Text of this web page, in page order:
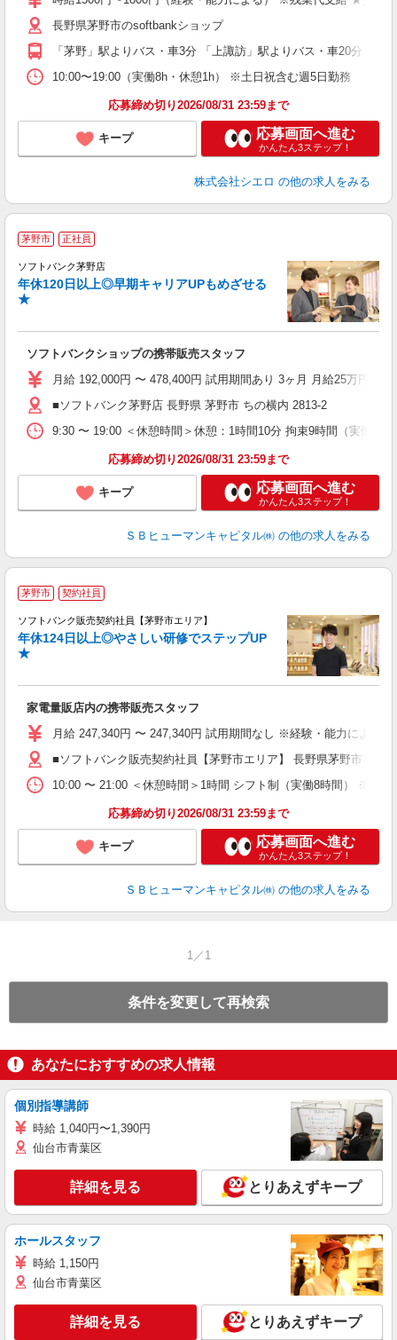
長野県茅野市のsoftbankショップ
「茅野」駅よりバス・車3分 「上諏訪」駅よりバス・車20分
10:00〜19:00（実働8h・休憩1h） ※土日祝含む週5日勤務
応募締め切り2026/08/31 23:59まで
キープ 応募画面へ進む
かんたん3ステップ！
株式会社シエロ の他の求人をみる
茅野市 正社員
ソフトバンク茅野店
年休120日以上◎早期キャリアUPもめざせる
★
ソフトバンクショップの携帯販売スタッフ
月給 192,000円 〜 478,400円 試用期間あり 3ヶ月 月給25万円以
■ソフトバンク茅野店 長野県 茅野市 ちの横内 2813‐2
9:30 〜 19:00 ＜休憩時間＞休憩：1時間10分 拘束9時間（実働7
応募締め切り2026/08/31 23:59まで
キープ 応募画面へ進む
かんたん3ステップ！
ＳＢヒューマンキャピタル㈱ の他の求人をみる
茅野市 契約社員
ソフトバンク販売契約社員【茅野市エリア】
年休124日以上◎やさしい研修でステップUP
★
家電量販店内の携帯販売スタッフ
月給 247,340円 〜 247,340円 試用期間なし ※経験・能力による
■ソフトバンク販売契約社員【茅野市エリア】 長野県茅野市
10:00 〜 21:00 ＜休憩時間＞1時間 シフト制（実働8時間） ※営
応募締め切り2026/08/31 23:59まで
キープ 応募画面へ進む
かんたん3ステップ！
ＳＢヒューマンキャピタル㈱ の他の求人をみる
1／1
条件を変更して再検索
あなたにおすすめの求人情報
個別指導講師
時給 1,040円〜1,390円
仙台市青葉区
詳細を見る とりあえずキープ
ホールスタッフ
時給 1,150円
仙台市青葉区
詳細を見る とりあえずキープ